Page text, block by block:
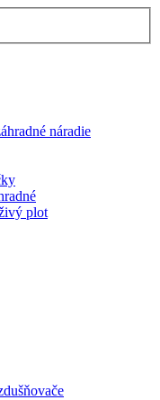
náradie
plot